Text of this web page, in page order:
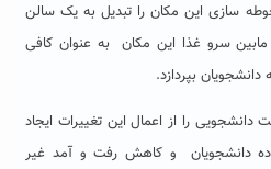
سازی این مکان را تبدیل به یک سالن
سرو غذا این مکان به عنوان کافی
بپردازد.
را از اعمال این تغییرات ایجاد
دانشجویان و کاهش رفت و آمد غیر